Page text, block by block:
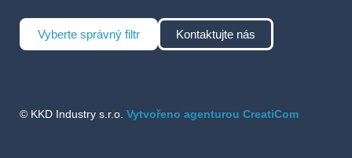
Vyberte správný filtr Kontaktujte nás
© KKD Industry s.r.o. Vytvořeno agenturou CreatiCom